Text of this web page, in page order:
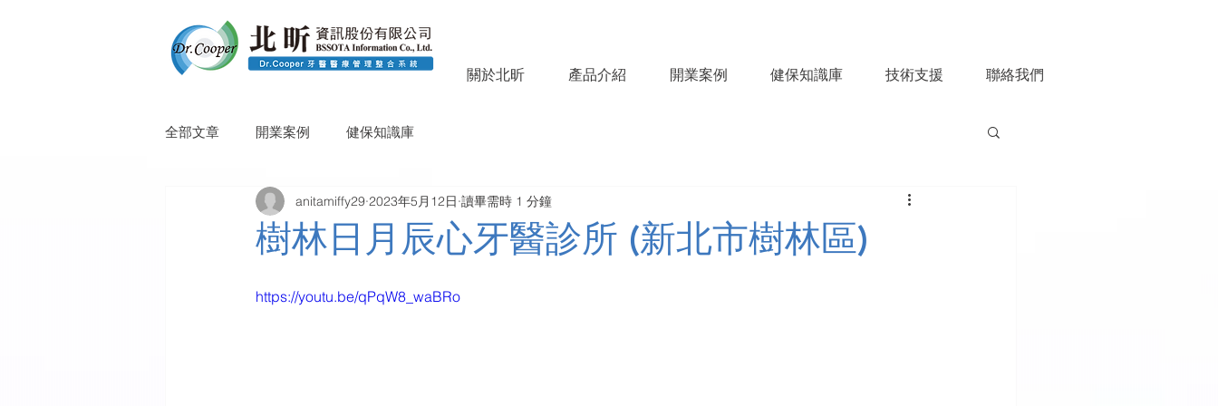
關於北昕 產品介紹 開業案例 健保知識庫 技術支援 聯絡我們
全部文章 開業案例 健保知識庫
樹林日月辰心牙醫診所 (新北市樹林區)
anitamiffy29 2023年5月12日 讀畢需時 1 分鐘
https://youtu.be/qPqW8_waBRo